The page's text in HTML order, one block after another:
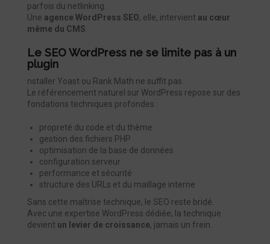
parfois du netlinking.
Une agence WordPress SEO, elle, intervient au cœur
même du CMS
Le SEO WordPress ne se limite pas à un
plugin
nstaller Yoast ou Rank Math ne suffit pas.
Le référencement naturel sur WordPress repose sur des
fondations techniques profondes :
propreté du code et du thème
gestion des fichiers PHP
optimisation de la base de données
configuration serveur
performance et sécurité
structure des URLs et du maillage interne
Sans cette maîtrise technique, le SEO reste bridé.
Avec une expertise WordPress dédiée, la technique
devient un levier de croissance, jamais un frein.